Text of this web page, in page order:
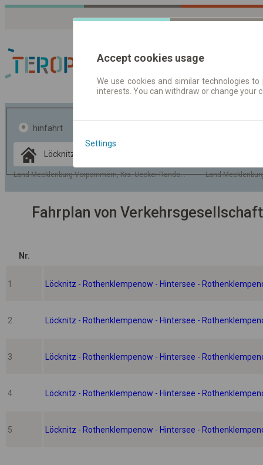
Fahrplandaten |
hinfahrt
Land Mecklenburg-Vorpommern, Krs. Uecker-Randow, Gem. Löcknitz
Land
Data CC-BY-SA
OpenStreetMap
GeoLite data by
Fahrplan von
Nr.
1 Löcknitz - Rothenklempenow - Hintersee -
2 Löcknitz - Rothenklempenow - Hintersee -
3 Löcknitz - Rothenklempenow - Hintersee -
4 Löcknitz - Rothenklempenow - Hintersee -
5 Löcknitz - Rothenklempenow - Hintersee -
Accept cookies usage
We use cookies and similar technologies
interests. You can withdraw or change
Settings